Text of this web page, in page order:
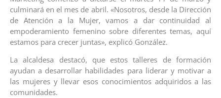
culminará en el mes de abril. «Nosotros, desde la Dirección
de Atención a la Mujer, vamos a dar continuidad al
empoderamiento femenino sobre diferentes temas, aquí
estamos para crecer juntas», explicó González.
La alcaldesa destacó, que estos talleres de formación
ayudan a desarrollar habilidades para liderar y motivar a
las mujeres y llevar esos conocimientos adquiridos a las
comunidades.